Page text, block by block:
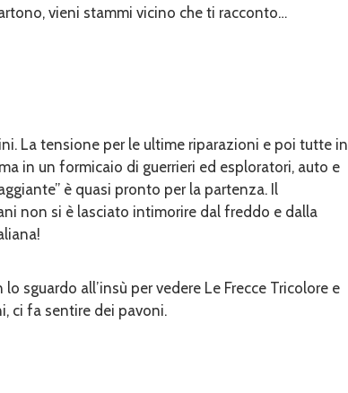
vieni stammi vicino che ti racconto…
La tensione per le ultime riparazioni e poi tutte in
in un formicaio di guerrieri ed esploratori, auto e
è quasi pronto per la partenza. Il
non si è lasciato intimorire dal freddo e dalla
sguardo all’insù per vedere Le Frecce Tricolore e
ci fa sentire dei pavoni.